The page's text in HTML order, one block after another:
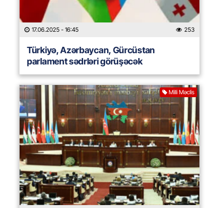
17.06.2025 - 16:45 253
Türkiyə, Azərbaycan, Gürcüstan
parlament sədrləri görüşəcək
Milli Məclis